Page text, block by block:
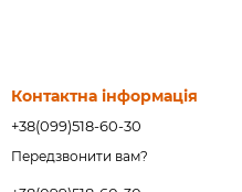
Контактна інформація
+38(099)518-60-30
Передзвонити вам?